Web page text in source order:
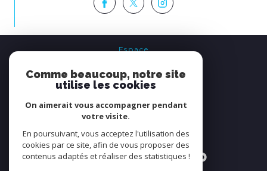
Espace
se connecter
Nous
ADHÉRONS
Comme beaucoup, notre site
utilise les cookies
On aimerait vous accompagner pendant
votre visite.
En poursuivant, vous acceptez l'utilisation des
cookies par ce site, afin de vous proposer des
contenus adaptés et réaliser des statistiques !